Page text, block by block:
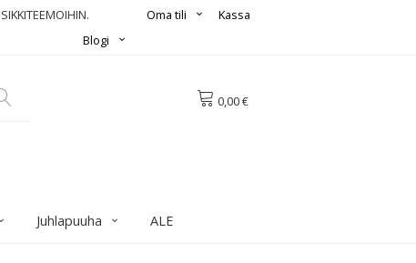
Kassa
Oma tili
Blogi
0,00 €
Juhlapuuha ALE